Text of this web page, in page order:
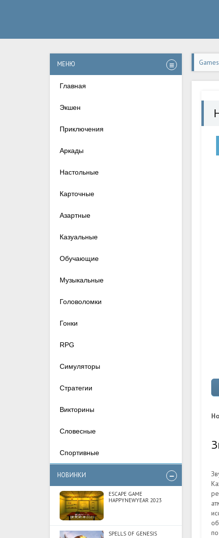
МЕНЮ
Главная
Экшен
Приключения
Аркады
Настольные
Карточные
Азартные
Казуальные
Обучающие
Музыкальные
Головоломки
Гонки
RPG
Симуляторы
Стратегии
Викторины
Словесные
Спортивные
НОВИНКИ
ESCAPE GAME
HAPPYNEWYEAR 2023
SPELLS OF GENESIS